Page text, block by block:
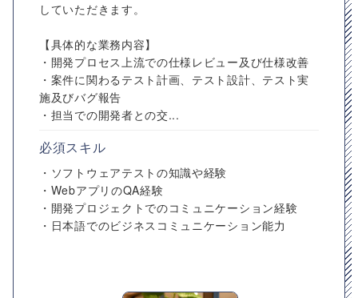
していただきます。
【具体的な業務内容】
・開発プロセス上流での仕様レビュー及び仕様改善
・案件に関わるテスト計画、テスト設計、テスト実
施及びバグ報告
・担当での開発者との交...
必須スキル
・ソフトウェアテストの知識や経験
・WebアプリのQA経験
・開発プロジェクトでのコミュニケーション経験
・日本語でのビジネスコミュニケーション能力